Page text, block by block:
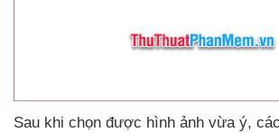
Sau khi chọn được hình ảnh vừa ý,